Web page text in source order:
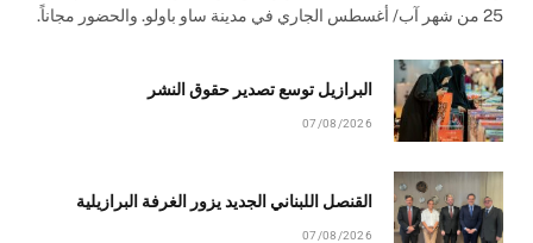
25 من شهر آب/ أغسطس الجاري في مدينة ساو باولو. والحضور مجاناً.
البرازيل توسع تصدير حقوق النشر
07/08/2026
القنصل اللبناني الجديد يزور الغرفة البرازيلية
07/08/2026